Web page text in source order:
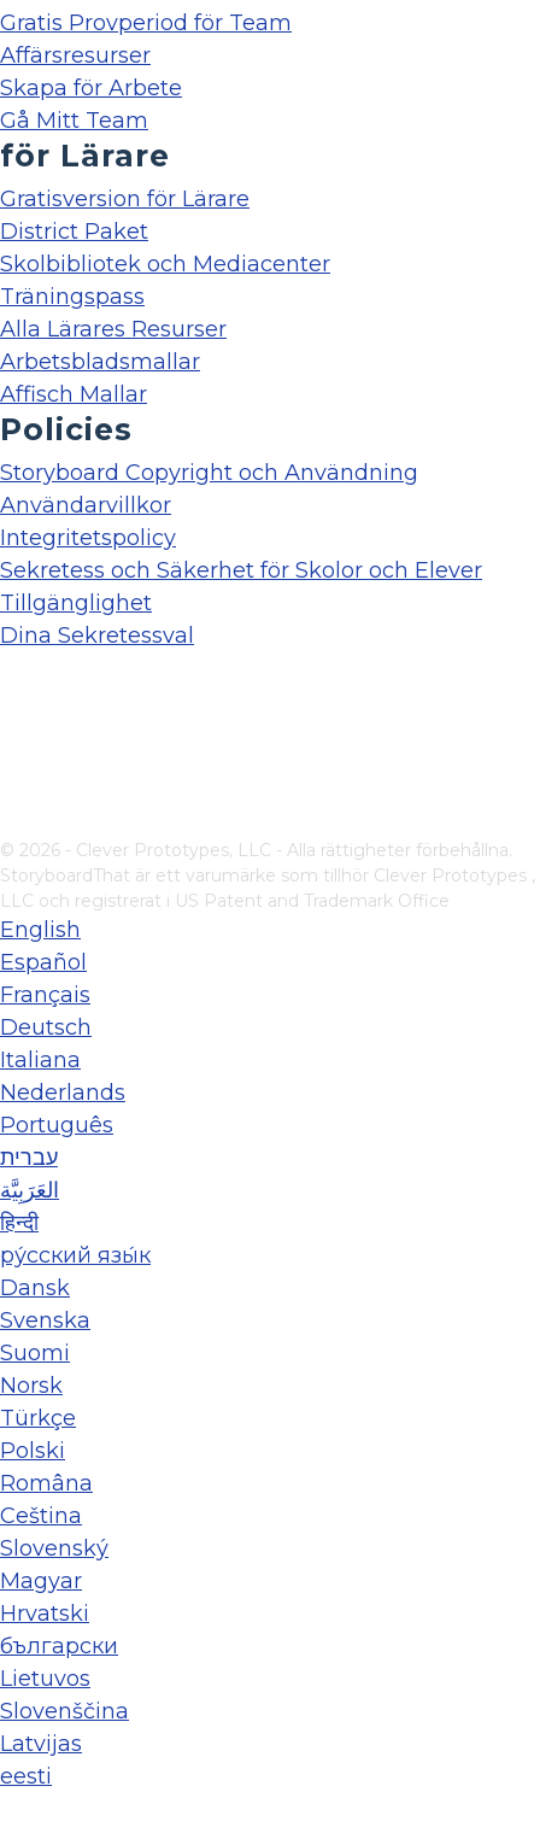
Gratis Provperiod för Team
Affärsresurser
Skapa för Arbete
Gå Mitt Team
för Lärare
Gratisversion för Lärare
District Paket
Skolbibliotek och Mediacenter
Träningspass
Alla Lärares Resurser
Arbetsbladsmallar
Affisch Mallar
Policies
Storyboard Copyright och Användning
Användarvillkor
Integritetspolicy
Sekretess och Säkerhet för Skolor och Elever
Tillgänglighet
Dina Sekretessval
© 2026 - Clever Prototypes, LLC - Alla rättigheter förbehållna.
StoryboardThat är ett varumärke som tillhör Clever Prototypes ,
LLC och registrerat i US Patent and Trademark Office
English
Español
Français
Deutsch
Italiana
Nederlands
Português
עברית
العَرَبِيَّة
हिन्दी
ру́сский язы́к
Dansk
Svenska
Suomi
Norsk
Türkçe
Polski
Româna
Ceština
Slovenský
Magyar
Hrvatski
български
Lietuvos
Slovenščina
Latvijas
eesti